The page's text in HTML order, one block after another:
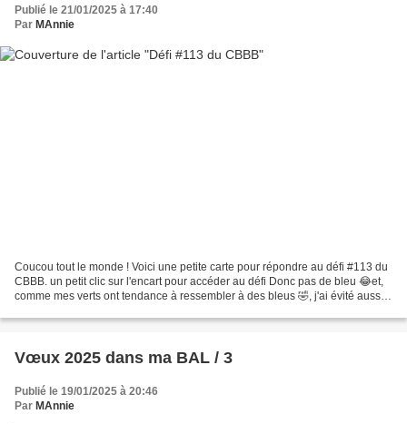
Publié le 21/01/2025 à 17:40
Par MAnnie
Coucou tout le monde ! Voici une petite carte pour répondre au défi #113 du
CBBB. un petit clic sur l'encart pour accéder au défi Donc pas de bleu 😂et,
comme mes verts ont tendance à ressembler à des bleus 🤣, j'ai évité aussi
Vœux 2025 dans ma BAL / 3
Publié le 19/01/2025 à 20:46
Par MAnnie